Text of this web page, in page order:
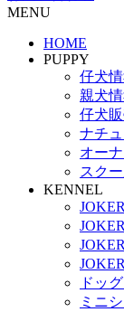
MENU
HOME
PUPPY
仔犬
親犬
仔犬
ナチ
オー
スク
KENNEL
ドッ
ミニ